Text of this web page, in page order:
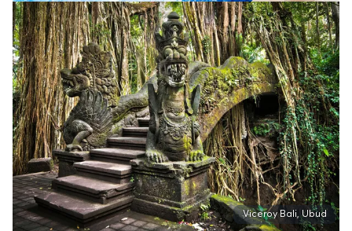
Viceroy Bali, Ubud